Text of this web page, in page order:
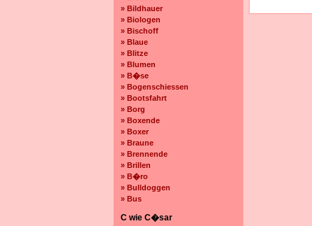
» Bildhauer
» Biologen
» Bischoff
» Blaue
» Blitze
» Blumen
» B�se
» Bogenschiessen
» Bootsfahrt
» Borg
» Boxende
» Boxer
» Braune
» Brennende
» Brillen
» B�ro
» Bulldoggen
» Bus
C wie C�sar